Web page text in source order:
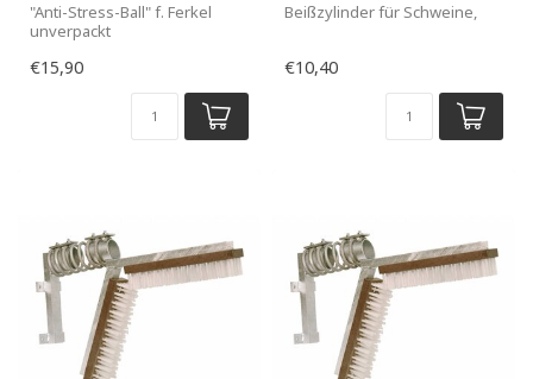
"Anti-Stress-Ball" f. Ferkel
unverpackt
€15,90
Beißzylinder für Schweine,
€10,40